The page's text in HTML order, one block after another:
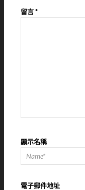
留言*
顯示名稱
電子郵件地址